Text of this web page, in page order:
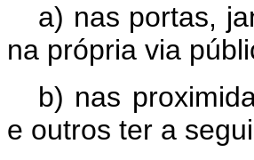
a) nas portas,
na própria via
b) nas
e outros ter a